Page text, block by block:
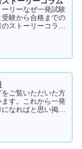
リーなぜ一発試験
験から合格までの
ストーリーコラム
ご覧いただいた方
す。これから一発
なればと思い掲載